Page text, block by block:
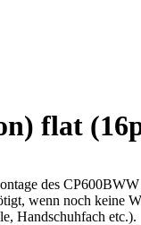
flat
des
wenn noch keine
Handschuhfach etc.).